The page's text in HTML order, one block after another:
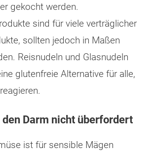
gekocht werden.
sind für viele verträglicher
sollten jedoch in Maßen
Reisnudeln und Glasnudeln
glutenfreie Alternative für alle,
den Darm nicht überfordert
ist für sensible Mägen